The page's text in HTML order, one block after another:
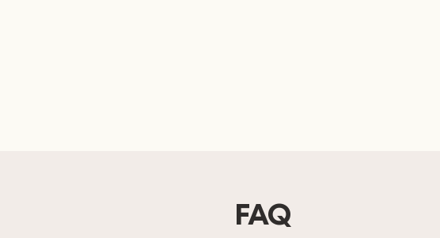
FAQ